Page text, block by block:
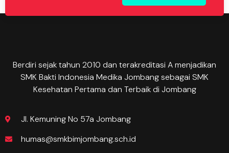
Berdiri sejak tahun 2010 dan terakreditasi A menjadikan
SMK Bakti Indonesia Medika Jombang sebagai SMK
Kesehatan Pertama dan Terbaik di Jombang
Jl. Kemuning No 57a Jombang
humas@smkbimjombang.sch.id